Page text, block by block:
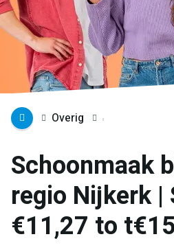
Overig
Schoonmaak
regio Nijkerk |
€11,27 to